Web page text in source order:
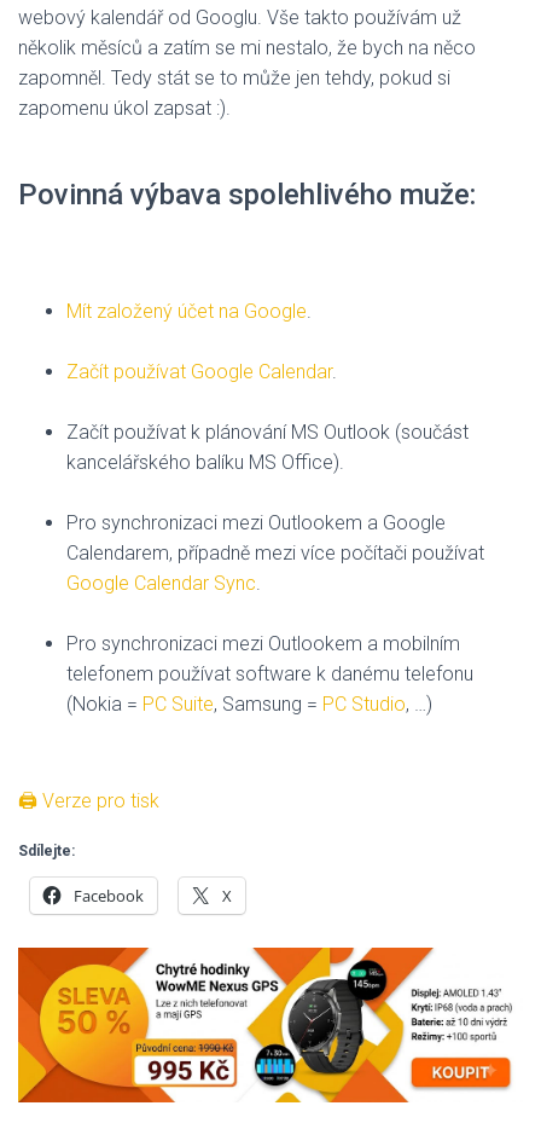
webový kalendář od Googlu. Vše takto používám už
několik měsíců a zatím se mi nestalo, že bych na něco
zapomněl. Tedy stát se to může jen tehdy, pokud si
zapomenu úkol zapsat :).
Povinná výbava spolehlivého muže:
Mít založený účet na Google
Začít používat Google Calendar.
Začít používat k plánování MS Outlook (součást
kancelářského balíku MS Office).
Pro synchronizaci mezi Outlookem a Google
Calendarem, případně mezi více počítači používat
Google Calendar Sync
Pro synchronizaci mezi Outlookem a mobilním
telefonem používat software k danému telefonu
(Nokia = PC Suite, Samsung = PC Studio, …)
🖨 Verze pro tisk
Sdílejte:
Facebook X